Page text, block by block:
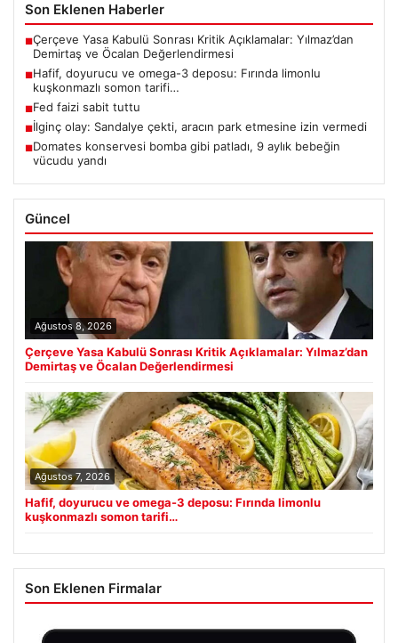
Son Eklenen Haberler
■Çerçeve Yasa Kabulü Sonrası Kritik Açıklamalar: Yılmaz’dan
Demirtaş ve Öcalan Değerlendirmesi
■Hafif, doyurucu ve omega-3 deposu: Fırında limonlu
kuşkonmazlı somon tarifi…
■Fed faizi sabit tuttu
■İlginç olay: Sandalye çekti, aracın park etmesine izin vermedi
■Domates konservesi bomba gibi patladı, 9 aylık bebeğin
vücudu yandı
Güncel
Ağustos 8, 2026
Çerçeve Yasa Kabulü Sonrası Kritik Açıklamalar: Yılmaz’dan
Demirtaş ve Öcalan Değerlendirmesi
Ağustos 7, 2026
Hafif, doyurucu ve omega-3 deposu: Fırında limonlu
kuşkonmazlı somon tarifi…
Son Eklenen Firmalar